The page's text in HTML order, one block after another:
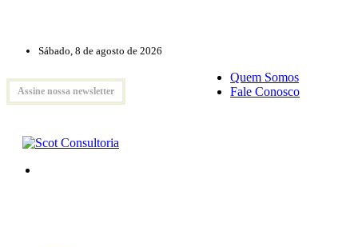
Sábado, 8 de agosto de 2026
Assine nossa newsletter
Quem Somos
Fale Conosco